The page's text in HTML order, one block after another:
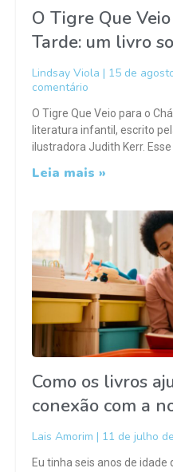
O Tigre Que
Tarde: um livro
Lindsay Viola 15 de
comentário
O Tigre Que Veio para o
literatura infantil, escrito
ilustradora Judith Kerr.
Leia mais »
Como os livros
conexão com a
Lais Amorim 11 de julho
Eu tinha seis anos de